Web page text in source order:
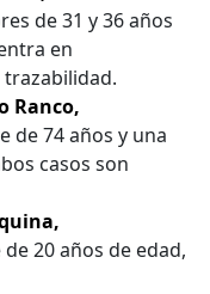
de 31 y 36 años
en
Ranco,
de 74 años y una
casos son
20 años de edad,